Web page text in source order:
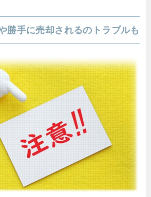
勝手に売却されるのトラブルも